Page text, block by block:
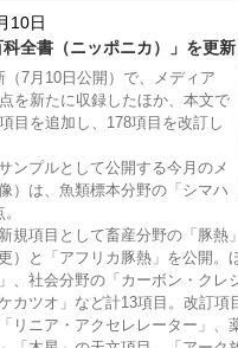
10日
科全書（ニッポニカ）」を更新
（7月10日公開）で、メディア
点を新たに収録したほか、本文で
目を追加し、178項目を改訂し
ンプルとして公開する今月のメ
）は、魚類標本分野の「シマハ
規項目として畜産分野の「豚熱
）と「アフリカ豚熱」を公開。
」、社会分野の「カーボン・クレ
カツオ」など計13項目。改訂項
リニア・アクセレレーター」、